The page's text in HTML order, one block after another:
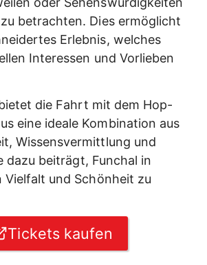
betrachten. Dies ermöglicht
Erlebnis, welches
Interessen und Vorlieben
die Fahrt mit dem Hop-
eine ideale Kombination aus
Wissensvermittlung und
dazu beiträgt, Funchal in
Vielfalt und Schönheit zu
Tickets kaufen